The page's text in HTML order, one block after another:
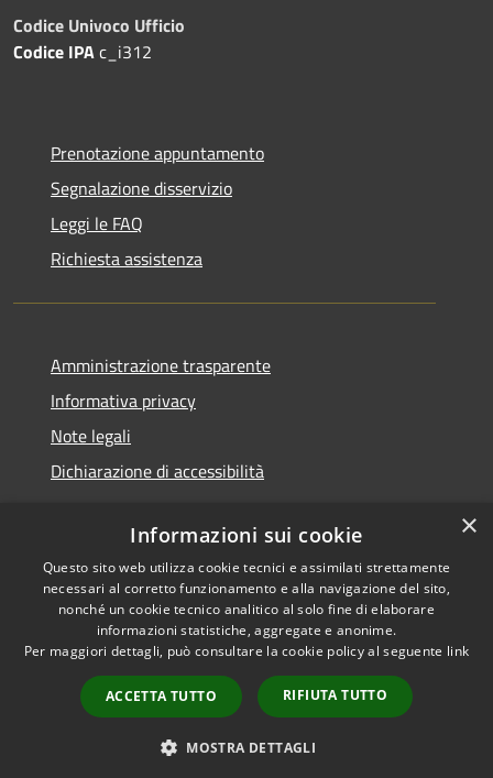
Codice Univoco Ufficio
Codice IPAc_i312
Prenotazione appuntamento
Segnalazione disservizio
Leggi le FAQ
Richiesta assistenza
Amministrazione trasparente
Informativa privacy
Note legali
Dichiarazione di accessibilità
RSS
Accessibilità
Cookie
Mappa del sito
WebMail
Copyright © 2026 • Comune di
Santa Teresa Gallura •
Powered byMunicipium
Accesso redazione
×
Informazioni sui cookie
Questo sito web utilizza cookie tecnici e assimilati strettamente
necessari al corretto funzionamento e alla navigazione del sito,
nonché un cookie tecnico analitico al solo fine di elaborare
informazioni statistiche, aggregate e anonime.
Per maggiori dettagli, può consultare la cookie policy al seguente link
ACCETTA TUTTO RIFIUTA TUTTO
MOSTRA DETTAGLI